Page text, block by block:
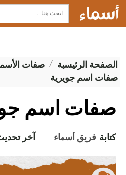
الصفحة الرئيسية
صفات
صفات اسم جويرية
صفات اسم
كتابة فريق أسماء آخر